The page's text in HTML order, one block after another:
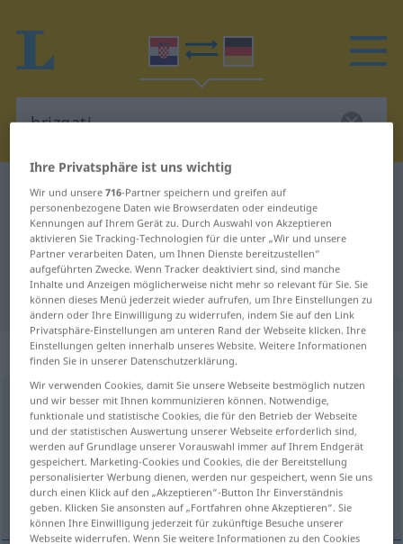
Kroatisch-Deutsch Wörterbuch brizgati
Kroatisch-Deutsch Übersetzung für
"brizgati"
"brizgati" Deutsch Übersetzung
„brizgati“
brizgati( -nuti)
Übersicht aller Übersetzungen
(Für mehr Details die Übersetzung anklicken/antippen)
benetzen, bespritzen
Ihre Privatsphäre ist uns wichtig
Wir und unsere716-Partner speichern und greifen auf
personenbezogene Daten wie Browserdaten oder eindeutige
Kennungen auf Ihrem Gerät zu. Durch Auswahl von Akzeptieren
aktivieren Sie Tracking-Technologien für die unter „Wir und unsere
Partner verarbeiten Daten, um Ihnen Dienste bereitzustellen“
aufgeführten Zwecke. Wenn Tracker deaktiviert sind, sind manche
Inhalte und Anzeigen möglicherweise nicht mehr so relevant für Sie. Sie
können dieses Menü jederzeit wieder aufrufen, um Ihre Einstellungen zu
ändern oder Ihre Einwilligung zu widerrufen, indem Sie auf den Link
Privatsphäre-Einstellungen am unteren Rand der Webseite klicken. Ihre
Einstellungen gelten innerhalb unseres Website. Weitere Informationen
finden Sie in unserer Datenschutzerklärung.
Wir verwenden Cookies, damit Sie unsere Webseite bestmöglich nutzen
und wir besser mit Ihnen kommunizieren können. Notwendige,
funktionale und statistische Cookies, die für den Betrieb der Webseite
und der statistischen Auswertung unserer Webseite erforderlich sind,
werden auf Grundlage unserer Vorauswahl immer auf Ihrem Endgerät
gespeichert. Marketing-Cookies und Cookies, die der Bereitstellung
personalisierter Werbung dienen, werden nur gespeichert, wenn Sie uns
durch einen Klick auf den „Akzeptieren“-Button Ihr Einverständnis
geben. Klicken Sie ansonsten auf „Fortfahren ohne Akzeptieren“. Sie
können Ihre Einwilligung jederzeit für zukünftige Besuche unserer
Webseite widerrufen. Wenn Sie weitere Informationen zu den Cookies